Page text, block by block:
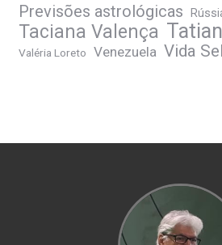
Previsões astrológicas
Taciana Valença
Valéria Loreto Venezuela Vida